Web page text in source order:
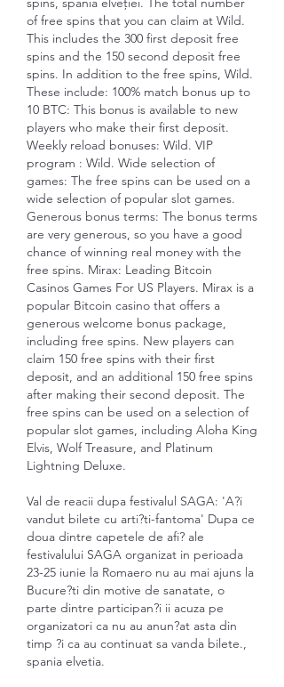
of free spins that you can claim at Wild.
This includes the 300 first deposit free
spins and the 150 second deposit free
spins. In addition to the free spins, Wild.
These include: 100% match bonus up to
10 BTC: This bonus is available to new
players who make their first deposit.
Weekly reload bonuses: Wild. VIP
program : Wild. Wide selection of
games: The free spins can be used on a
wide selection of popular slot games.
Generous bonus terms: The bonus terms
are very generous, so you have a good
chance of winning real money with the
free spins. Mirax: Leading Bitcoin
Casinos Games For US Players. Mirax is a
popular Bitcoin casino that offers a
generous welcome bonus package,
including free spins. New players can
claim 150 free spins with their first
deposit, and an additional 150 free spins
after making their second deposit. The
free spins can be used on a selection of
popular slot games, including Aloha King
Elvis, Wolf Treasure, and Platinum
Lightning Deluxe.
Val de reacii dupa festivalul SAGA: 'A?i
vandut bilete cu arti?ti-fantoma' Dupa ce
doua dintre capetele de afi? ale
festivalului SAGA organizat in perioada
23-25 iunie la Romaero nu au mai ajuns la
Bucure?ti din motive de sanatate, o
parte dintre participan?i ii acuza pe
organizatori ca nu au anun?at asta din
timp ?i ca au continuat sa vanda bilete.,
spania elvetia.